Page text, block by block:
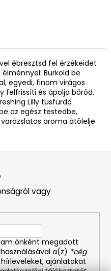
ébresztsd fel érzékeidet
Burkold be
egyedi, finom virágos
felfrissíti és ápolja bőröd.
Lilly tusfürdő
az egész testedbe,
aroma átölelje
vagy
önként megadott
a(z) *cég
ajánlatokat